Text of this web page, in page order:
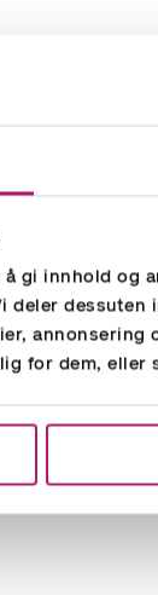
gi innhold og
deler
annonsering
for dem, eller